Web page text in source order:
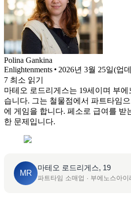
Polina Gankina
Enlightenments
2026년 3월 25일(업
7 최소 읽기
마테오 로드리게스는 19세이며 부
습니다. 그는 철물점에서 파트타임
에 게임을 합니다. 페소로 급여를 받
한 문제입니다.
MR
마테오 로드리게스, 19
파트타임 소매업 · 부에노스아